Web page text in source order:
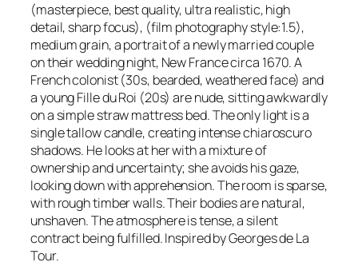
(masterpiece, best quality, ultra realistic, high
detail, sharp focus), (film photography style:1.5),
medium grain, a portrait of a newly married couple
on their wedding night, New France circa 1670. A
French colonist (30s, bearded, weathered face) and
a young Fille du Roi (20s) are nude, sitting awkwardly
on a simple straw mattress bed. The only light is a
single tallow candle, creating intense chiaroscuro
shadows. He looks at her with a mixture of
ownership and uncertainty; she avoids his gaze,
looking down with apprehension. The room is sparse,
with rough timber walls. Their bodies are natural,
unshaven. The atmosphere is tense, a silent
contract being fulfilled. Inspired by Georges de La
Tour.